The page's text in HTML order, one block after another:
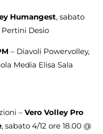
Humangest, sabato
Pertini Desio
– Diavoli Powervolley,
Media Elisa Sala
– Vero Volley Pro
, sabato 4/12 ore 18.00 @